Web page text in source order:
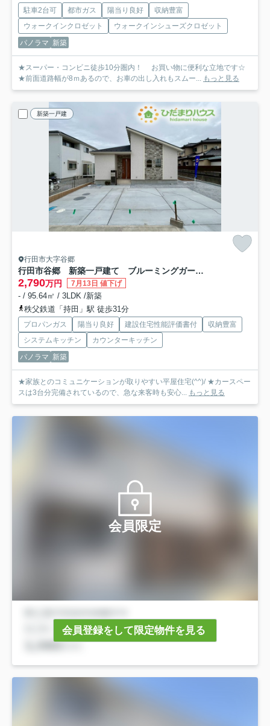
駐車2台可 都市ガス 陽当り良好
収納豊富
ウォークインクロゼット
ウォークインシューズクロゼット
パノラマ 新築
★スーパー・コンビニ徒歩10分圏内！ お買い物に便利な立地です☆
★前面道路幅が8ｍあるので、お車の出し入れもスムー...
もっと見る
新築一戸建
行田市大字谷郷
行田市谷郷 新築一戸建て ブルーミングガーデン 01
2,790万円 7月13日 値下げ
- / 95.64㎡ / 3LDK /新築
秩父鉄道「持田」駅 徒歩31分
プロパンガス 陽当り良好 建設住宅性能評価書付
収納豊富
システムキッチン
カウンターキッチン
パノラマ 新築
★家族とのコミュニケーションが取りやすい平屋住宅(^^)/ ★カースペー
スは3台分完備されているので、急な来客時も安心... もっと見る
会員限定
会員登録をして限定物件を見る